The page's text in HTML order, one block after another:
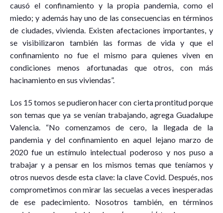
causó el confinamiento y la propia pandemia, como el
miedo; y además hay uno de las consecuencias en términos
de ciudades, vivienda. Existen afectaciones importantes, y
se visibilizaron también las formas de vida y que el
confinamiento no fue el mismo para quienes viven en
condiciones menos afortunadas que otros, con más
hacinamiento en sus viviendas”.
Los 15 tomos se pudieron hacer con cierta prontitud porque
son temas que ya se venían trabajando, agrega Guadalupe
Valencia. “No comenzamos de cero, la llegada de la
pandemia y del confinamiento en aquel lejano marzo de
2020 fue un estímulo intelectual poderoso y nos puso a
trabajar y a pensar en los mismos temas que teníamos y
otros nuevos desde esta clave: la clave Covid. Después, nos
comprometimos con mirar las secuelas a veces inesperadas
de ese padecimiento. Nosotros también, en términos